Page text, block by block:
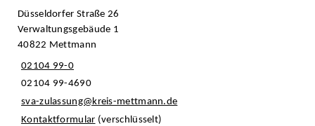
Düsseldorfer Straße 26
Verwaltungsgebäude 1
40822 Mettmann
02104 99-0
02104 99-4690
sva-zulassung@kreis-mettmann.de
Kontaktformular (verschlüsselt)